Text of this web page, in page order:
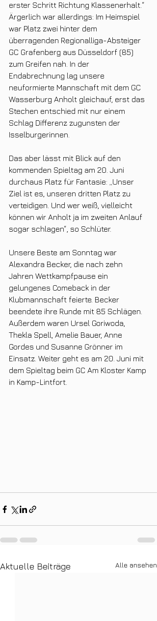
erster Schritt Richtung Klassenerhalt.“
Ärgerlich war allerdings: Im Heimspiel
war Platz zwei hinter dem
überragenden Regionalliga-Absteiger
GC Grafenberg aus Düsseldorf (85)
zum Greifen nah. In der
Endabrechnung lag unsere
neuformierte Mannschaft mit dem GC
Wasserburg Anholt gleichauf, erst das
Stechen entschied mit nur einem
Schlag Differenz zugunsten der
Isselburgerinnen.
Das aber lässt mit Blick auf den
kommenden Spieltag am 20. Juni
durchaus Platz für Fantasie: „Unser
Ziel ist es, unseren dritten Platz zu
verteidigen. Und wer weiß, vielleicht
können wir Anholt ja im zweiten Anlauf
sogar schlagen“, so Schlüter.
Unsere Beste am Sonntag war
Alexandra Becker, die nach zehn
Jahren Wettkampfpause ein
gelungenes Comeback in der
Klubmannschaft feierte. Becker
beendete ihre Runde mit 85 Schlägen.
Außerdem waren Ursel Goriwoda,
Thekla Spell, Amelie Bauer, Anne
Gordes und Susanne Grönner im
Einsatz. Weiter geht es am 20. Juni mit
dem Spieltag beim GC Am Kloster Kamp
in Kamp-Lintfort.
Aktuelle Beiträge Alle ansehen